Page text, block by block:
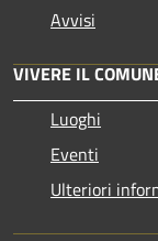
Avvisi
VIVERE IL
Luoghi
Eventi
Ulteriori